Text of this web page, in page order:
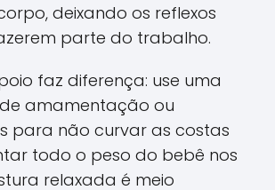
deixando os reflexos
parte do trabalho.
faz diferença: use uma
amamentação ou
para não curvar as costas
todo o peso do bebê nos
relaxada é meio